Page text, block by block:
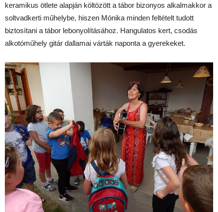
keramikus ötlete alapján költözött a tábor bizonyos alkalmakkor a
soltvadkerti műhelybe, hiszen Mónika minden feltételt tudott
biztosítani a tábor lebonyolításához. Hangulatos kert, csodás
alkotóműhely gitár dallamai várták naponta a gyerekeket.